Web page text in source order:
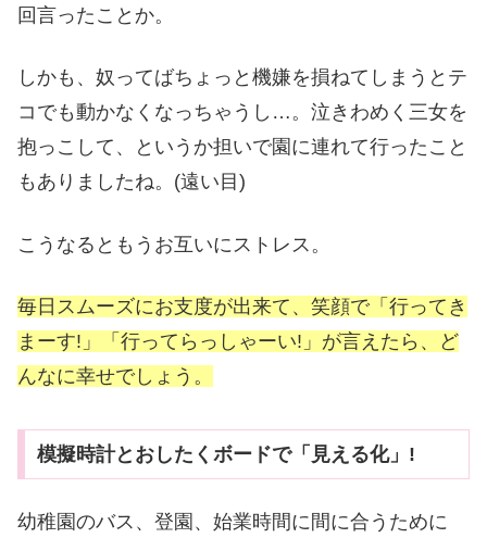
回言ったことか。
しかも、奴ってばちょっと機嫌を損ねてしまうとテ
コでも動かなくなっちゃうし…。泣きわめく三女を
抱っこして、というか担いで園に連れて行ったこと
もありましたね。(遠い目)
こうなるともうお互いにストレス。
毎日スムーズにお支度が出来て、笑顔で「行ってき
まーす!」「行ってらっしゃーい!」が言えたら、ど
んなに幸せでしょう。
模擬時計とおしたくボードで「見える化」!
幼稚園のバス、登園、始業時間に間に合うために